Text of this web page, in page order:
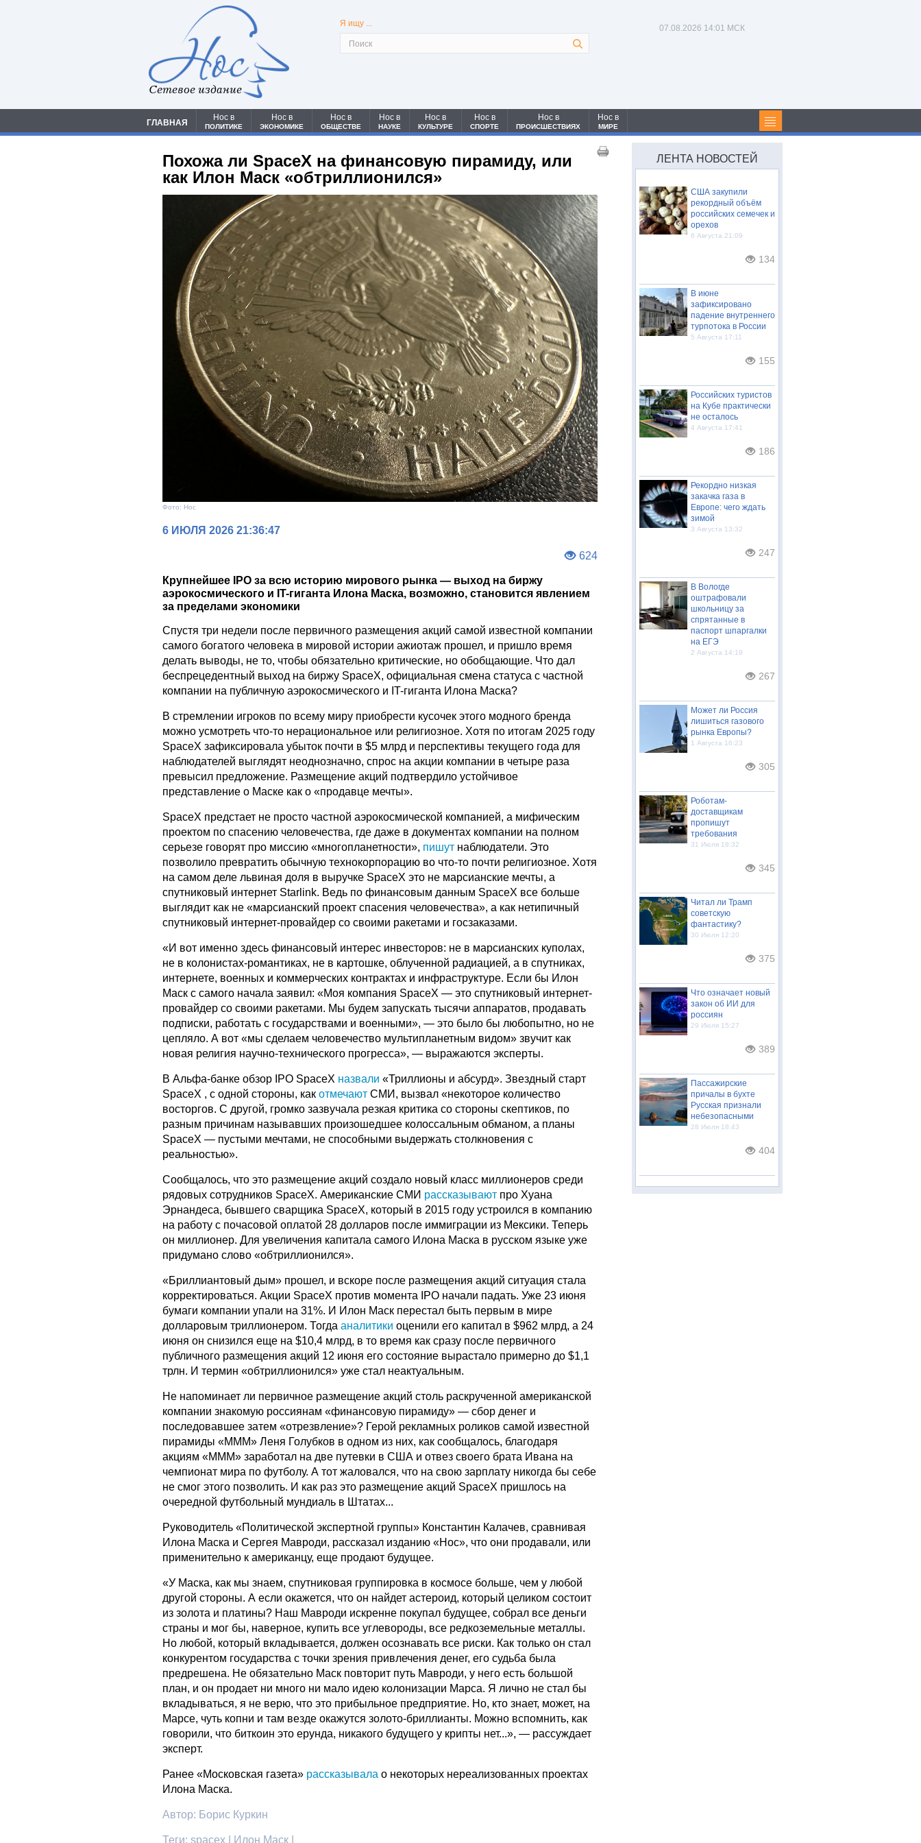
Сетевое издание
Я ищу ... 07.08.2026 14:01 МСК
ГЛАВНАЯ
Нос в
ПОЛИТИКЕ
Нос в
ЭКОНОМИКЕ
Нос в
ОБЩЕСТВЕ
Нос в
НАУКЕ
Нос в
КУЛЬТУРЕ
Нос в
СПОРТЕ
Нос в
ПРОИСШЕСТВИЯХ
Нос в
МИРЕ
Похожа ли SpaceX на финансовую пирамиду, или
как Илон Маск «обтриллионился»
Фото: Нос
6 ИЮЛЯ 2026 21:36:47
624
Крупнейшее IPO за всю историю мирового рынка — выход на биржу
аэрокосмического и IT-гиганта Илона Маска, возможно, становится явлением
за пределами экономики
Спустя три недели после первичного размещения акций самой известной компании
самого богатого человека в мировой истории ажиотаж прошел, и пришло время
делать выводы, не то, чтобы обязательно критические, но обобщающие. Что дал
беспрецедентный выход на биржу SpaceX, официальная смена статуса с частной
компании на публичную аэрокосмического и IT-гиганта Илона Маска?
В стремлении игроков по всему миру приобрести кусочек этого модного бренда
можно усмотреть что-то нерациональное или религиозное. Хотя по итогам 2025 году
SpaceX зафиксировала убыток почти в $5 млрд и перспективы текущего года для
наблюдателей выглядят неоднозначно, спрос на акции компании в четыре раза
превысил предложение. Размещение акций подтвердило устойчивое
представление о Маске как о «продавце мечты».
SpaceX предстает не просто частной аэрокосмической компанией, а мифическим
проектом по спасению человечества, где даже в документах компании на полном
серьезе говорят про миссию «многопланетности», пишут наблюдатели. Это
позволило превратить обычную технокорпорацию во что-то почти религиозное. Хотя
на самом деле львиная доля в выручке SpaceX это не марсианские мечты, а
спутниковый интернет Starlink. Ведь по финансовым данным SpaceX все больше
выглядит как не «марсианский проект спасения человечества», а как нетипичный
спутниковый интернет-провайдер со своими ракетами и госзаказами.
«И вот именно здесь финансовый интерес инвесторов: не в марсианских куполах,
не в колонистах-романтиках, не в картошке, облученной радиацией, а в спутниках,
интернете, военных и коммерческих контрактах и инфраструктуре. Если бы Илон
Маск с самого начала заявил: «Моя компания SpaceX — это спутниковый интернет-
провайдер со своими ракетами. Мы будем запускать тысячи аппаратов, продавать
подписки, работать с государствами и военными», — это было бы любопытно, но не
цепляло. А вот «мы сделаем человечество мультипланетным видом» звучит как
новая религия научно-технического прогресса», — выражаются эксперты.
В Альфа-банке обзор IPO SpaceX назвали «Триллионы и абсурд». Звездный старт
SpaceX , с одной стороны, какотмечают СМИ, вызвал «некоторое количество
восторгов. С другой, громко зазвучала резкая критика со стороны скептиков, по
разным причинам называвших произошедшее колоссальным обманом, а планы
SpaceX — пустыми мечтами, не способными выдержать столкновения с
реальностью».
Сообщалось, что это размещение акций создало новый класс миллионеров среди
рядовых сотрудников SpaceX. Американские СМИ рассказывают про Хуана
Эрнандеса, бывшего сварщика SpaceX, который в 2015 году устроился в компанию
на работу с почасовой оплатой 28 долларов после иммиграции из Мексики. Теперь
он миллионер. Для увеличения капитала самого Илона Маска в русском языке уже
придумано слово «обтриллионился».
«Бриллиантовый дым» прошел, и вскоре после размещения акций ситуация стала
корректироваться. Акции SpaceX против момента IPO начали падать. Уже 23 июня
бумаги компании упали на 31%. И Илон Маск перестал быть первым в мире
долларовым триллионером. Тогдааналитики оценили его капитал в $962 млрд, а 24
июня он снизился еще на $10,4 млрд, в то время как сразу после первичного
публичного размещения акций 12 июня его состояние вырастало примерно до $1,1
трлн. И термин «обтриллионился» уже стал неактуальным.
Не напоминает ли первичное размещение акций столь раскрученной американской
компании знакомую россиянам «финансовую пирамиду» — сбор денег и
последовавшее затем «отрезвление»? Герой рекламных роликов самой известной
пирамиды «МММ» Леня Голубков в одном из них, как сообщалось, благодаря
акциям «МММ» заработал на две путевки в США и отвез своего брата Ивана на
чемпионат мира по футболу. А тот жаловался, что на свою зарплату никогда бы себе
не смог этого позволить. И как раз это размещение акций SpaceX пришлось на
очередной футбольный мундиаль в Штатах...
Руководитель «Политической экспертной группы» Константин Калачев, сравнивая
Илона Маска и Сергея Мавроди, рассказал изданию «Нос», что они продавали, или
применительно к американцу, еще продают будущее.
«У Маска, как мы знаем, спутниковая группировка в космосе больше, чем у любой
другой стороны. А если окажется, что он найдет астероид, который целиком состоит
из золота и платины? Наш Мавроди искренне покупал будущее, собрал все деньги
страны и мог бы, наверное, купить все углевороды, все редкоземельные металлы.
Но любой, который вкладывается, должен осознавать все риски. Как только он стал
конкурентом государства с точки зрения привлечения денег, его судьба была
предрешена. Не обязательно Маск повторит путь Мавроди, у него есть большой
план, и он продает ни много ни мало идею колонизации Марса. Я лично не стал бы
вкладываться, я не верю, что это прибыльное предприятие. Но, кто знает, может, на
Марсе, чуть копни и там везде окажутся золото-бриллианты. Можно вспомнить, как
говорили, что биткоин это ерунда, никакого будущего у крипты нет...», — рассуждает
эксперт.
Ранее «Московская газета» рассказывала о некоторых нереализованных проектах
Илона Маска.
Автор: Борис Куркин
Теги:spacex | Илон Маск |
ЛЕНТА НОВОСТЕЙ
США закупили
рекордный объём
российских семечек и
орехов
6 Августа 21:09
134
В июне
зафиксировано
падение внутреннего
турпотока в России
5 Августа 17:11
155
Российских туристов
на Кубе практически
не осталось
4 Августа 17:41
186
Рекордно низкая
закачка газа в
Европе: чего ждать
зимой
3 Августа 13:32
247
В Вологде
оштрафовали
школьницу за
спрятанные в
паспорт шпаргалки
на ЕГЭ
2 Августа 14:19
267
Может ли Россия
лишиться газового
рынка Европы?
1 Августа 16:23
305
Роботам-
доставщикам
пропишут
требования
31 Июля 18:32
345
Читал ли Трамп
советскую
фантастику?
30 Июля 12:20
375
Что означает новый
закон об ИИ для
россиян
29 Июля 15:27
389
Пассажирские
причалы в бухте
Русская признали
небезопасными
28 Июля 18:43
404